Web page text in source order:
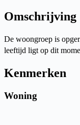
Omschrijving
De woongroep is
leeftijd ligt op dit
Kenmerken
Woning